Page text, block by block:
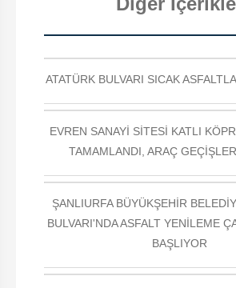
ATATÜRK BULVARI SICAK
EVREN SANAYİ SİTESİ KATLI
TAMAMLANDI, ARAÇ
ŞANLIURFA BÜYÜKŞEHİR
BULVARI'NDA ASFALT YENİLEME
BAŞLIYOR